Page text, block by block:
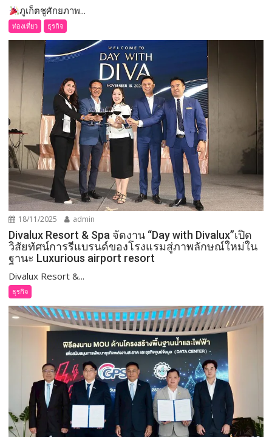
ภูเก็ตชูศักยภาพ...
ท่องเที่ยว ธุรกิจ
18/11/2025 admin
Divalux Resort & Spa จัดงาน “Day with Divalux”เปิด
วิสัยทัศน์การรีแบรนด์ของโรงแรมสู่ภาพลักษณ์ใหม่ใน
ฐานะ Luxurious airport resort
Divalux Resort &...
ธุรกิจ